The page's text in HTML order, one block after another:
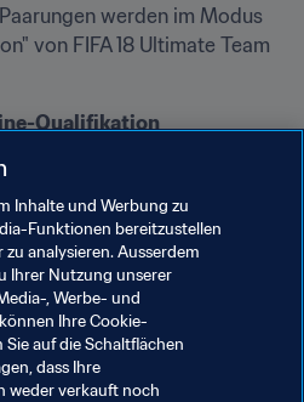
werden im Modus
von FIFA 18 Ultimate Team
Qualifikation
bis 22. April mit den
Die Teams werden bis zum
erfolgreich war.
19. April (23:59 Uhr
des
mit der Bestätigung der
am 18. April auch eine
Inhalte und Werbung zu
Funktionen bereitzustellen
analysieren. Ausserdem
Ihrer Nutzung unserer
, Werbe- und
Ihre Cookie-
auf die Schaltflächen
dass Ihre
weder verkauft noch